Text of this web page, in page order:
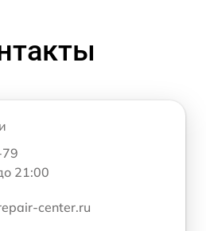
21:00
center.ru